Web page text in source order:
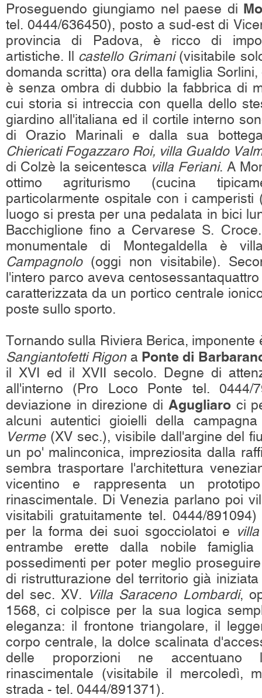
Proseguendo giungiamo nel paese di
tel. 0444/636450), posto a sud-est di
provincia di Padova, è ricco di
artistiche. Il castello Grimani(visitabile
domanda scritta) ora della famiglia
è senza ombra di dubbio la fabbrica di
cui storia si intreccia con quella dello
giardino all'italiana ed il cortile interno
di Orazio Marinali e dalla sua
Chiericati Fogazzaro Roi, villa Gualdo
di Colzè la seicentesca villa Feriani. A
ottimo agriturismo (cucina
particolarmente ospitale con i camperisti
luogo si presta per una pedalata in bici
Bacchiglione fino a Cervarese S.
monumentale di Montegaldella è
Campagnolo(oggi non visitabile).
l'intero parco aveva
caratterizzata da un portico centrale
poste sullo sporto.
Tornando sulla Riviera Berica,
Sangiantofetti Rigona Ponte di
il XVI ed il XVII secolo. Degne di
all'interno (Pro Loco Ponte tel. 0444/
deviazione in direzione di Agugliaro ci
alcuni autentici gioielli della
Verme(XV sec.), visibile dall'argine del
un po' malinconica, impreziosita dalla
sembra trasportare l'architettura
vicentino e rappresenta un
rinascimentale. Di Venezia parlano poi
visitabili gratuitamente tel. 0444/
per la forma dei suoi sgocciolatoi e
entrambe erette dalla nobile
possedimenti per poter meglio
di ristrutturazione del territorio già
del sec. XV. Villa Saraceno Lombardi,
1568, ci colpisce per la sua logica
eleganza: il frontone triangolare, il
corpo centrale, la dolce scalinata
delle proporzioni ne accentuano
rinascimentale (visitabile il mercoledì,
strada - tel. 0444/891371).